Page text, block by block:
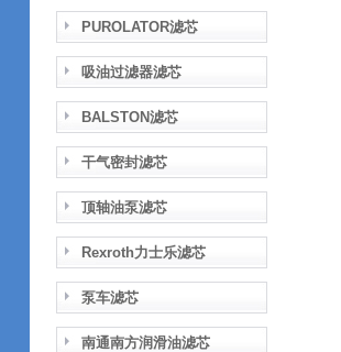
PUROLATOR滤芯
吸油过滤器滤芯
BALSTON滤芯
干气密封滤芯
顶轴油泵滤芯
Rexroth力士乐滤芯
泵车滤芯
南通南方润滑油滤芯